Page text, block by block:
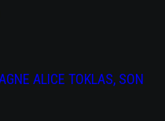
ALICE TOKLAS, SON